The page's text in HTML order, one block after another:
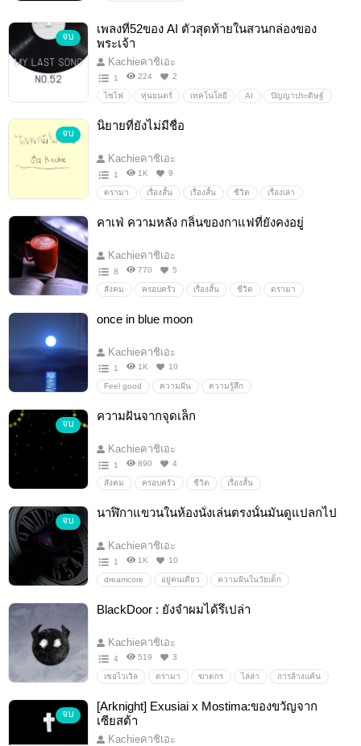
FB fanpage:
twitter:KACHIE ✍ (@KACHIEWrite) / Twitter
จบ
เพลงที่52ของ AI ตัวสุดท้ายในสวนกล่องของ
พระเจ้า
Kachieคาชิเอะ
1 224 2
ไซไฟ หุ่นยนตร์ เทคโนโลยี AI ปัญญาประดิษฐ์
จบ
นิยายที่ยังไม่มีชื่อ
Kachieคาชิเอะ
1 1K 9
ดรามา เรื่องสั้น เรื่องสั้น ชีวิต เรื่องเล่า
คาเฟ่ ความหลัง กลิ่นของกาแฟที่ยังคงอยู่
Kachieคาชิเอะ
8 770 5
สังคม ครอบครัว เรื่องสั้น ชีวิต ดรามา
once in blue moon
Kachieคาชิเอะ
1 1K 10
Feel good ความฝัน ความรู้สึก
จบ
ความฝันจากจุดเล็ก
Kachieคาชิเอะ
1 890 4
สังคม ครอบครัว ชีวิต เรื่องสั้น
จบ
นาฬิกาแขวนในห้องนั่งเล่นตรงนั้นมันดูแปลกไป
Kachieคาชิเอะ
1 1K 10
dreamcore อยู่คนเดียว ความฝันในวัยเด็ก
BlackDoor : ยังจำผมได้รึเปล่า
Kachieคาชิเอะ
4 519 3
เซอไวเวิล ดรามา ฆาตกร ไล่ล่า การล้างแค้น
จบ
[Arknight] Exusiai x Mostima:ของขวัญจาก
เซียสต้า
Kachieคาชิเอะ